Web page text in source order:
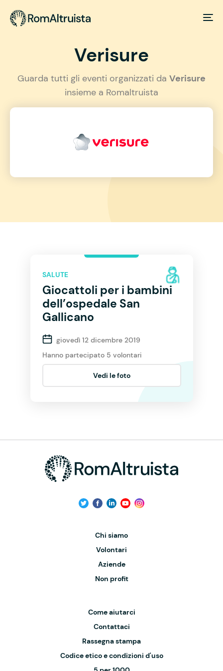
Verisure
Guarda tutti gli eventi organizzati da Verisure
insieme a Romaltruista
SALUTE
Giocattoli per i bambini
dell’ospedale San
Gallicano
giovedì 12 dicembre 2019
Hanno partecipato 5 volontari
Vedi le foto
Chi siamo
Volontari
Aziende
Non profit
Come aiutarci
Contattaci
Rassegna stampa
Codice etico e condizioni d'uso